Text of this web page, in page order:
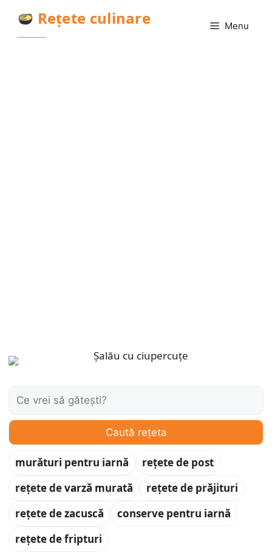
conținut
Rețete culinare Menu
Caută:
Caută rețeta
murături pentru iarnă
rețete de post
rețete de varză murată
rețete de prăjituri
rețete de zacuscă
conserve pentru iarnă
rețete de fripturi